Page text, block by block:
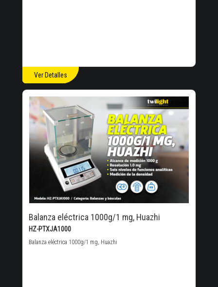
Ver Detalles
Balanza eléctrica 1000g/1 mg, Huazhi
HZ-PTXJA1000
Balanza eléctrica 1000g/1 mg, Huazhi